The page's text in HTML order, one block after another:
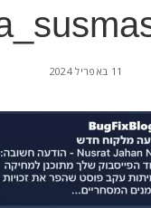
11 באפריל 2024